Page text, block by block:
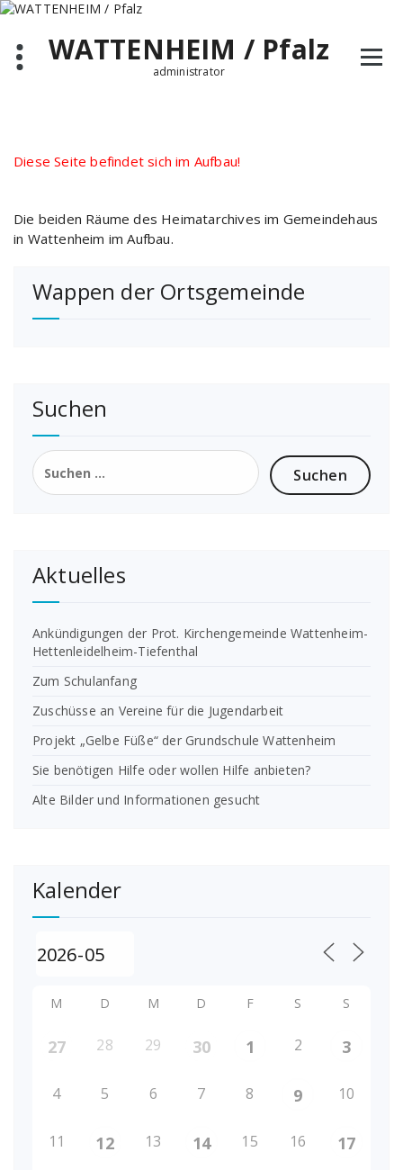
Zum
springenWATTENHEIM / Pfalz
administrator
Diese Seite befindet sich im Aufbau!
Die beiden Räume des Heimatarchives im Gemeindehaus
in Wattenheim im Aufbau.
Wappen der Ortsgemeinde
Suchen
Suchen
nach:
Aktuelles
Ankündigungen der Prot. Kirchengemeinde Wattenheim-
Hettenleidelheim-Tiefenthal
Zum Schulanfang
Zuschüsse an Vereine für die Jugendarbeit
Projekt „Gelbe Füße“ der Grundschule Wattenheim
Sie benötigen Hilfe oder wollen Hilfe anbieten?
Alte Bilder und Informationen gesucht
Kalender
M D M D F S S
27 28 29 30 1 2 3
4 5 6 7 8 9 10
11 12 13 14 15 16 17